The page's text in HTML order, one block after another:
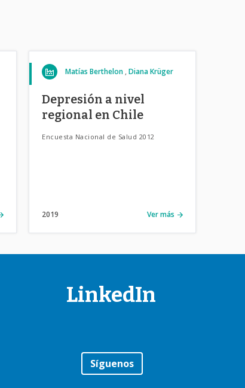
Matías Berthelon Diana Krüger
Depresión a nivel
regional en Chile
Encuesta Nacional de Salud 2012
2019 Ver más
LinkedIn
Síguenos